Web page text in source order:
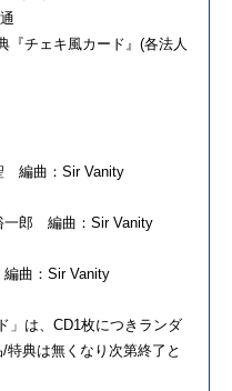
『チェキ風カード』(各法人
編曲：Sir Vanity
一郎 編曲：Sir Vanity
曲：Sir Vanity
」は、CD1枚につきランダ
特典は無くなり次第終了と